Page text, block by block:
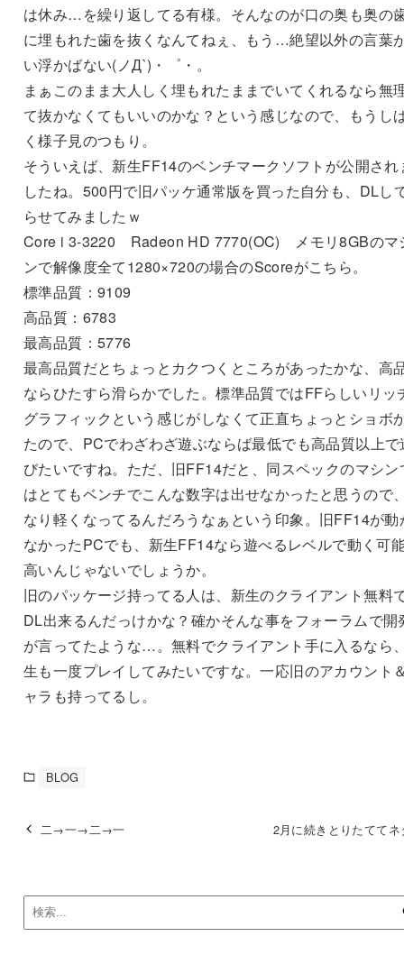
は休み…を繰り返してる有様。そんなのが口の奥も奥の
に埋もれた歯を抜くなんてねぇ、もう…絶望以外の言葉
い浮かばない(ノД`)・゜・。
まぁこのまま大人しく埋もれたままでいてくれるなら無
て抜かなくてもいいのかな？という感じなので、もうし
く様子見のつもり。
そういえば、新生FF14のベンチマークソフトが公開され
したね。500円で旧パッケ通常版を買った自分も、DLし
らせてみましたｗ
Core i 3-3220 Radeon HD 7770(OC) メモリ8GBのマ
ンで解像度全て1280×720の場合のScoreがこちら。
標準品質：9109
高品質：6783
最高品質：5776
最高品質だとちょっとカクつくところがあったかな、高
ならひたすら滑らかでした。標準品質ではFFらしいリッ
グラフィックという感じがしなくて正直ちょっとショボ
たので、PCでわざわざ遊ぶならば最低でも高品質以上で
びたいですね。ただ、旧FF14だと、同スペックのマシン
はとてもベンチでこんな数字は出せなかったと思うので
なり軽くなってるんだろうなぁという印象。旧FF14が動
なかったPCでも、新生FF14なら遊べるレベルで動く可
高いんじゃないでしょうか。
旧のパッケージ持ってる人は、新生のクライアント無料
DL出来るんだっけかな？確かそんな事をフォーラムで開
が言ってたような…。無料でクライアント手に入るなら
生も一度プレイしてみたいですな。一応旧のアカウント
ャラも持ってるし。
BLOG
二→一→二→一 2月に続きとりたててネ